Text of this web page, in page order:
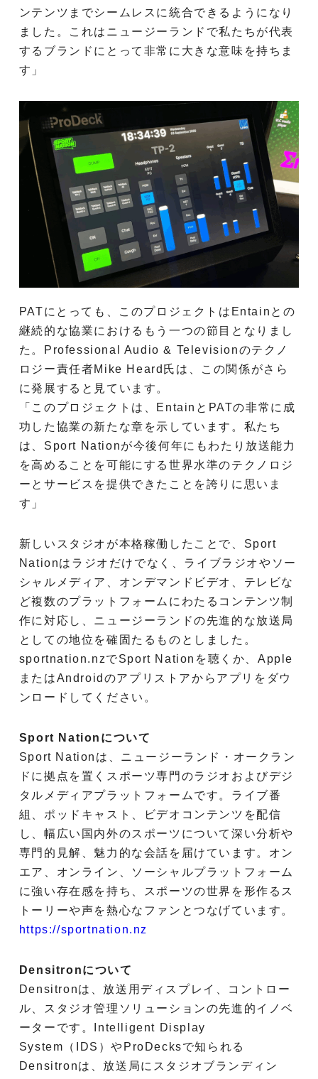
ンテンツまでシームレスに統合できるようになり
ました。これはニュージーランドで私たちが代表
するブランドにとって非常に大きな意味を持ちま
す」
PATにとっても、このプロジェクトはEntainとの
継続的な協業におけるもう一つの節目となりまし
た。Professional Audio & Televisionのテクノ
ロジー責任者Mike Heard氏は、この関係がさら
に発展すると見ています。
「このプロジェクトは、EntainとPATの非常に成
功した協業の新たな章を示しています。私たち
は、Sport Nationが今後何年にもわたり放送能力
を高めることを可能にする世界水準のテクノロジ
ーとサービスを提供できたことを誇りに思いま
す」
新しいスタジオが本格稼働したことで、Sport
Nationはラジオだけでなく、ライブラジオやソー
シャルメディア、オンデマンドビデオ、テレビな
ど複数のプラットフォームにわたるコンテンツ制
作に対応し、ニュージーランドの先進的な放送局
としての地位を確固たるものとしました。
sportnation.nzでSport Nationを聴くか、Apple
またはAndroidのアプリストアからアプリをダウ
ンロードしてください。
Sport Nationについて
Sport Nationは、ニュージーランド・オークラン
ドに拠点を置くスポーツ専門のラジオおよびデジ
タルメディアプラットフォームです。ライブ番
組、ポッドキャスト、ビデオコンテンツを配信
し、幅広い国内外のスポーツについて深い分析や
専門的見解、魅力的な会話を届けています。オン
エア、オンライン、ソーシャルプラットフォーム
に強い存在感を持ち、スポーツの世界を形作るス
トーリーや声を熱心なファンとつなげています。
https://sportnation.nz
Densitronについて
Densitronは、放送用ディスプレイ、コントロー
ル、スタジオ管理ソリューションの先進的イノベ
ーターです。Intelligent Display
System（IDS）やProDecksで知られる
Densitronは、放送局にスタジオブランディン